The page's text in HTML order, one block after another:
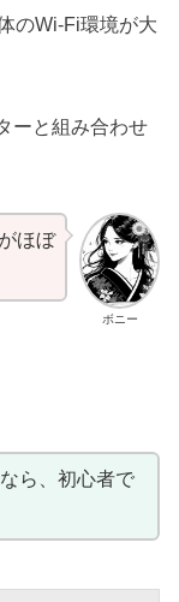
のWi-Fi環境が大
ーと組み合わせ
ボニー
ほぼ
ら、初心者で